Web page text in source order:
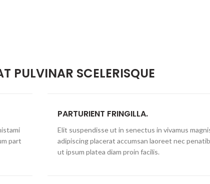
PULVINAR SCELERISQUE
part
PARTURIENT FRINGILLA.
Elit suspendisse ut in senectus in vivamus
adipiscing placerat accumsan laoreet nec
ut ipsum platea diam proin facilis.